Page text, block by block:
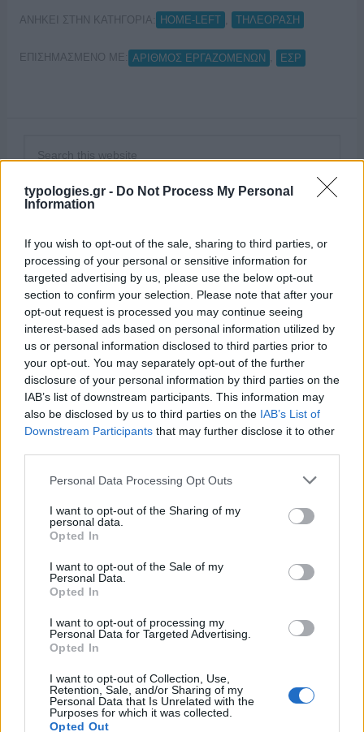
typologies.gr - Do Not Process My Personal
Information
If you wish to opt-out of the sale, sharing to third parties, or
processing of your personal or sensitive information for
targeted advertising by us, please use the below opt-out
section to confirm your selection. Please note that after your
opt-out request is processed you may continue seeing
interest-based ads based on personal information utilized by
us or personal information disclosed to third parties prior to
your opt-out. You may separately opt-out of the further
disclosure of your personal information by third parties on the
IAB’s list of downstream participants. This information may
also be disclosed by us to third parties on the IAB’s List of
Downstream Participants that may further disclose it to other
Please note that this website/app uses one or more Google
not limited to your visit or usage behaviour. You may click to
grant or deny consent to Google and its third-party tags to
use your data for below specified purposes in below Google
consent section.
Personal Data Processing Opt Outs
I want to opt-out of the Sharing of my
personal data.
Opted In
I want to opt-out of the Sale of my
Personal Data.
Opted In
I want to opt-out of processing my
Personal Data for Targeted Advertising.
Opted In
I want to opt-out of Collection, Use,
Retention, Sale, and/or Sharing of my
Personal Data that Is Unrelated with the
Purposes for which it was collected.
Opted Out
ΑΝΗΚΕΙ ΣΤΗΝ ΚΑΤΗΓΟΡΙΑ: HOME-LEFT ΤΗΛΕΟΡΑΣΗ
ΕΠΙΣΗΜΑΣΜΕΝΟ ΜΕ: ΑΡΙΘΜΟΣ ΕΡΓΑΖΟΜΕΝΩΝ ΕΣΡ
ΑΙΧΜΕΣ
ΑΙΧΜΕΣ: Αποχωρήσεις και συμφωνίες
Το Καλοκαίρι αυτό στα ΜΜΕ θυμίζει αίθουσα αφίξεων και
αναχωρήσεων αεροδρομίου. Άλλοι γνωρίζουν τον προορισμό
άλλου καταλήγουν σε άλλο σημείο. Η κινητικότητα είναι
συνάρτηση πολλών παραγόντων, ορισμένοι εκ των οποίων
τα βρήκε με την κυβέρνηση, […]